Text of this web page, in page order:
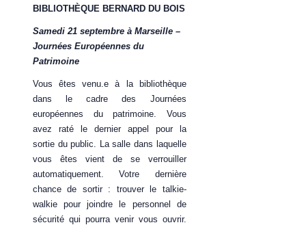
BIBLIOTHÈQUE BERNARD DU BOIS
Samedi 21 septembre à Marseille –
Journées Européennes du
Patrimoine
Vous êtes venu.e à la bibliothèque
dans le cadre des Journées
européennes du patrimoine. Vous
avez raté le dernier appel pour la
sortie du public. La salle dans laquelle
vous êtes vient de se verrouiller
automatiquement. Votre dernière
chance de sortir : trouver le talkie-
walkie pour joindre le personnel de
sécurité qui pourra venir vous ouvrir.